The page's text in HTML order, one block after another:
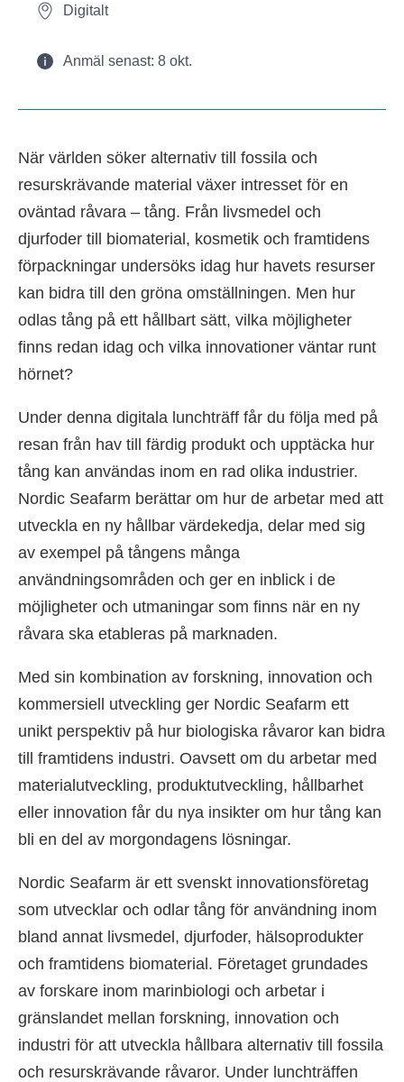
Digitalt
Anmäl senast: 8 okt.
När världen söker alternativ till fossila och
resurskrävande material växer intresset för en
oväntad råvara – tång. Från livsmedel och
djurfoder till biomaterial, kosmetik och framtidens
förpackningar undersöks idag hur havets resurser
kan bidra till den gröna omställningen. Men hur
odlas tång på ett hållbart sätt, vilka möjligheter
finns redan idag och vilka innovationer väntar runt
hörnet?
Under denna digitala lunchträff får du följa med på
resan från hav till färdig produkt och upptäcka hur
tång kan användas inom en rad olika industrier.
Nordic Seafarm berättar om hur de arbetar med att
utveckla en ny hållbar värdekedja, delar med sig
av exempel på tångens många
användningsområden och ger en inblick i de
möjligheter och utmaningar som finns när en ny
råvara ska etableras på marknaden.
Med sin kombination av forskning, innovation och
kommersiell utveckling ger Nordic Seafarm ett
unikt perspektiv på hur biologiska råvaror kan bidra
till framtidens industri. Oavsett om du arbetar med
materialutveckling, produktutveckling, hållbarhet
eller innovation får du nya insikter om hur tång kan
bli en del av morgondagens lösningar.
Nordic Seafarm är ett svenskt innovationsföretag
som utvecklar och odlar tång för användning inom
bland annat livsmedel, djurfoder, hälsoprodukter
och framtidens biomaterial. Företaget grundades
av forskare inom marinbiologi och arbetar i
gränslandet mellan forskning, innovation och
industri för att utveckla hållbara alternativ till fossila
och resurskrävande råvaror. Under lunchträffen